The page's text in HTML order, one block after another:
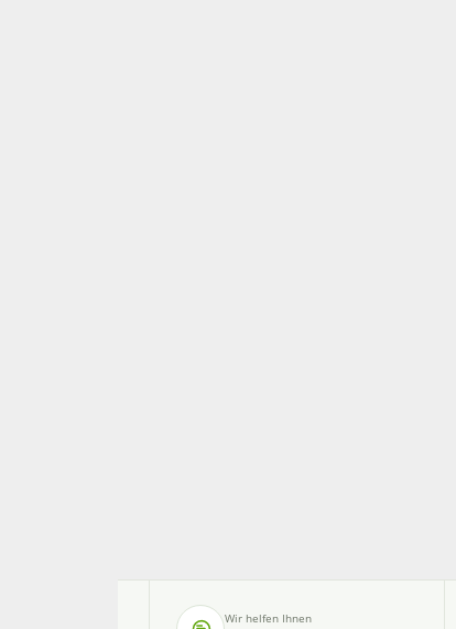
Wir helfen Ihnen